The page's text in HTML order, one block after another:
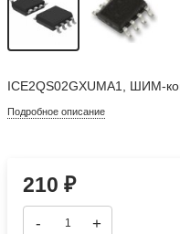
ICE2QS02GXUMA1, ШИМ-
Подробное описание
210₽
- +